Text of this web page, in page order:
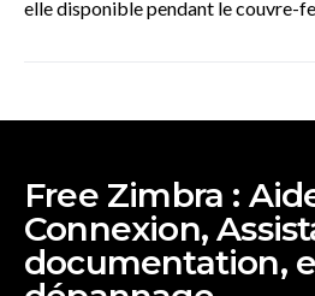
elle disponible pendant le couvre-
Free Zimbra :
Connexion,
documentation,